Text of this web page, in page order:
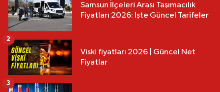
Samsun İlçeleri Arası Taşımacılık
Fiyatları 2026: İşte Güncel Tarifeler
Viski fiyatları 2026 | Güncel Net
Fiyatlar
2
3